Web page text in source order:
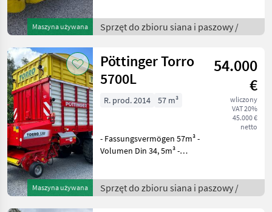
Maszyna używana
Breitverteiler - Hydraulische
Rückklappung sowie
möglich
Sprzęt do zbioru siana i paszowy /
Maszyna używana
Pöttinger Torro
5700L
54.000
€
wliczony
VAT 20%
45.000 €
netto
R. prod. 2014 57 m³
- Fassungsvermögen 57m³ -
Volumen Din 34, 5m³ -
9770x2500x3980 mm -
Eigengewicht: 7, 55 Tonnen
Sprzęt do zbioru siana i paszowy /